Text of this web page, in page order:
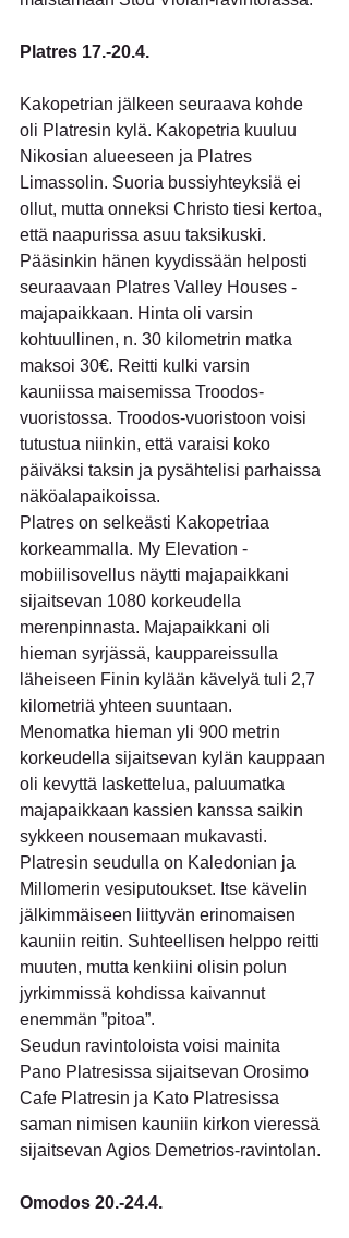
Platres 17.-20.4.
Kakopetrian jälkeen seuraava kohde
oli Platresin kylä. Kakopetria kuuluu
Nikosian alueeseen ja Platres
Limassolin. Suoria bussiyhteyksiä ei
ollut, mutta onneksi Christo tiesi kertoa,
että naapurissa asuu taksikuski.
Pääsinkin hänen kyydissään helposti
seuraavaan Platres Valley Houses -
majapaikkaan. Hinta oli varsin
kohtuullinen, n. 30 kilometrin matka
maksoi 30€. Reitti kulki varsin
kauniissa maisemissa Troodos-
vuoristossa. Troodos-vuoristoon voisi
tutustua niinkin, että varaisi koko
päiväksi taksin ja pysähtelisi parhaissa
näköalapaikoissa.
Platres on selkeästi Kakopetriaa
korkeammalla. My Elevation -
mobiilisovellus näytti majapaikkani
sijaitsevan 1080 korkeudella
merenpinnasta. Majapaikkani oli
hieman syrjässä, kauppareissulla
läheiseen Finin kylään kävelyä tuli 2,7
kilometriä yhteen suuntaan.
Menomatka hieman yli 900 metrin
korkeudella sijaitsevan kylän kauppaan
oli kevyttä laskettelua, paluumatka
majapaikkaan kassien kanssa saikin
sykkeen nousemaan mukavasti.
Platresin seudulla on Kaledonian ja
Millomerin vesiputoukset. Itse kävelin
jälkimmäiseen liittyvän erinomaisen
kauniin reitin. Suhteellisen helppo reitti
muuten, mutta kenkiini olisin polun
jyrkimmissä kohdissa kaivannut
enemmän ”pitoa”.
Seudun ravintoloista voisi mainita
Pano Platresissa sijaitsevan Orosimo
Cafe Platresin ja Kato Platresissa
saman nimisen kauniin kirkon vieressä
sijaitsevan Agios Demetrios-ravintolan.
Omodos 20.-24.4.